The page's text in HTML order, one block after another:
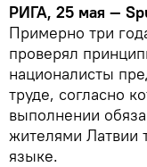
РИГА, 25 мая —
Примерно три
проверял
националисты
труде, согласно
выполнении
жителями Латвии
языке.